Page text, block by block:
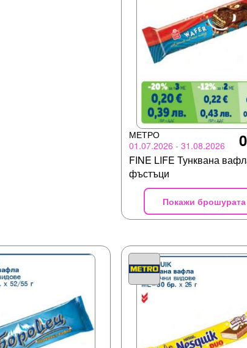
МЕТРО
01.07.2026 - 31.08.2026
FINE LIFE Тунквана
фъстъци
Покажи брошурата